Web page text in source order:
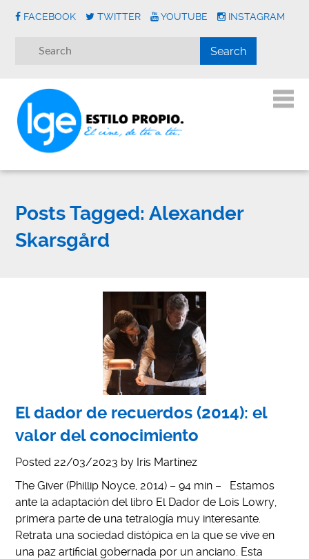
FACEBOOK TWITTER YOUTUBE INSTAGRAM
Posts Tagged: Alexander
Skarsgård
El dador de recuerdos (2014): el
valor del conocimiento
Posted 22/03/2023 by Iris Martínez
The Giver (Phillip Noyce, 2014) – 94 min – Estamos
ante la adaptación del libro El Dador de Lois Lowry,
primera parte de una tetralogía muy interesante.
Retrata una sociedad distópica en la que se vive en
una paz artificial gobernada por un anciano. Esta